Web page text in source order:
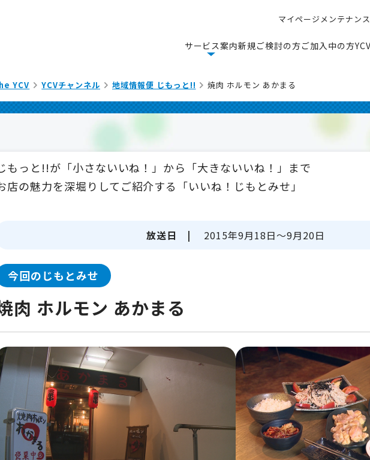
マイページ メ ンテナ ン ス
サービ ス案内
ビス
新規ご検討の方ご加入 中の方YC
YCV YCVチャンネル 地域情報便 じもっと!! 焼肉 ホルモン あかまる
もっと!!が「小さないいね！」から「大きないいね！」まで
店の魅力を深堀りしてご紹介する「いいね！じもとみせ」
放送日 | 2015年9月18日～9月20日
今回のじもとみせ
肉 ホルモン あかまる